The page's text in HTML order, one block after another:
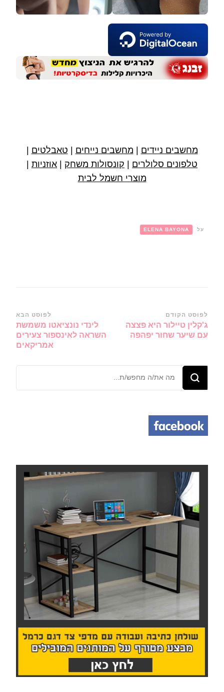
מחשבים ניידים מחשבים נייחים טאבלטים
טלפונים סלולרים
קונסולות משחק אוזניות
מוצרי חשמל לבית
על ELENA BAYONA
ניווט
ברשומות
לפוסט הקודם
ג'קלין טיילור היא פצצה
עם שיער שחור יפהפה
לפוסט הבא
לינדי נונציאטו משמשת
השראה לאינספור צעירים
אמריקאים
מחפש/ת
משהו?